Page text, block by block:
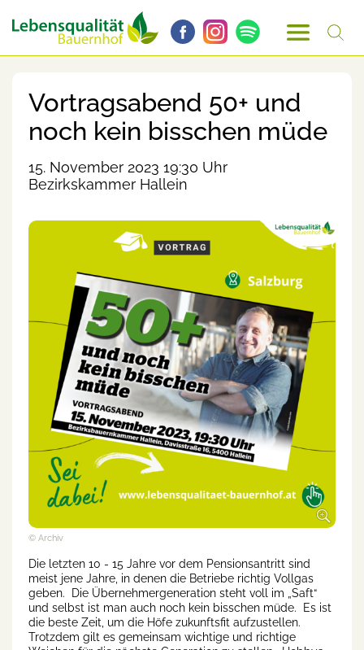
Vortragsabend 50+ und
noch kein bisschen müde
15. November 2023 19:30 Uhr
Bezirkskammer Hallein
© Archiv
Die letzten 10 - 15 Jahre vor dem Pensionsantritt sind
meist jene Jahre, in denen die Betriebe richtig Vollgas
geben. Die Übernehmergeneration steht voll im „Saft“
und selbst ist man auch noch kein bisschen müde. Es ist
die beste Zeit, um die Höfe zukunftsfit aufzustellen.
Trotzdem gilt es gemeinsam wichtige und richtige